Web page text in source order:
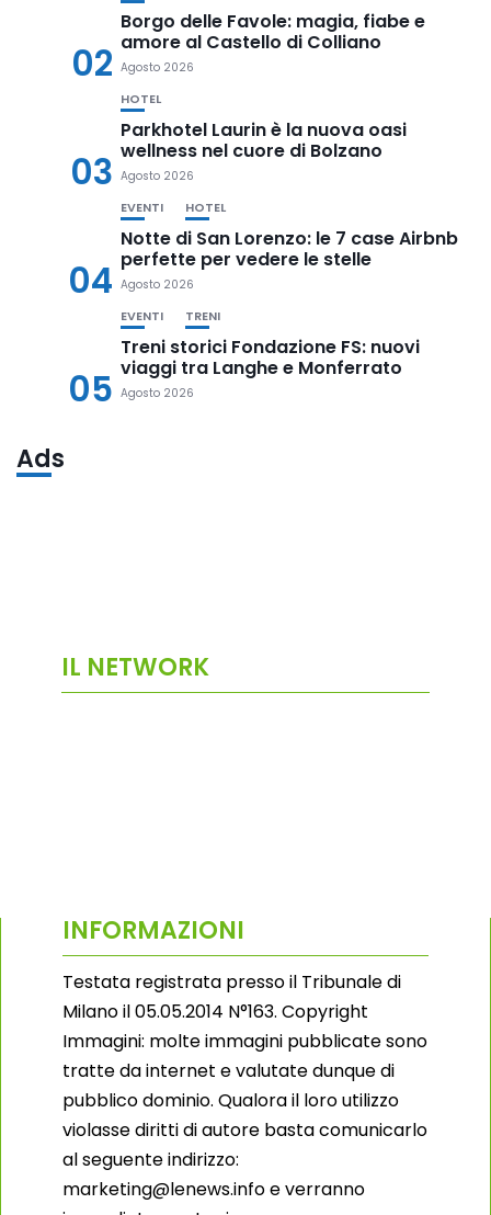
02
Borgo delle Favole: magia, fiabe e
amore al Castello di Colliano
Agosto 2026
03
HOTEL
Parkhotel Laurin è la nuova oasi
wellness nel cuore di Bolzano
Agosto 2026
04
EVENTI HOTEL
Notte di San Lorenzo: le 7 case Airbnb
perfette per vedere le stelle
Agosto 2026
05
EVENTI TRENI
Treni storici Fondazione FS: nuovi
viaggi tra Langhe e Monferrato
Agosto 2026
Ads
IL NETWORK
INFORMAZIONI
Testata registrata presso il Tribunale di
Milano il 05.05.2014 N°163. Copyright
Immagini: molte immagini pubblicate sono
tratte da internet e valutate dunque di
pubblico dominio. Qualora il loro utilizzo
violasse diritti di autore basta comunicarlo
al seguente indirizzo:
marketing@lenews.info e verranno